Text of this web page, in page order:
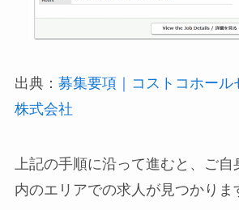
出典： 募集要項｜コストコホール
株式会社
上記の手順に沿って進むと、ご自
内のエリアでの求人が見つかりま